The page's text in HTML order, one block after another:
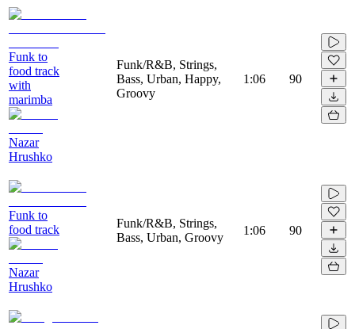
Funk to
food track
with
marimba
Nazar
Hrushko
Funk/R&B, Strings,
Bass, Urban, Happy,
Groovy
1:06 90
Funk to
food track
Nazar
Hrushko
Funk/R&B, Strings,
Bass, Urban, Groovy
1:06 90